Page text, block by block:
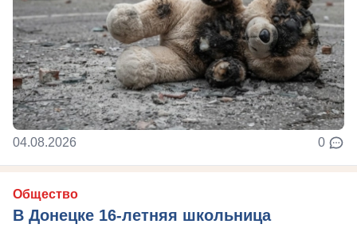
04.08.2026 0
Общество
В Донецке 16-летняя школьница